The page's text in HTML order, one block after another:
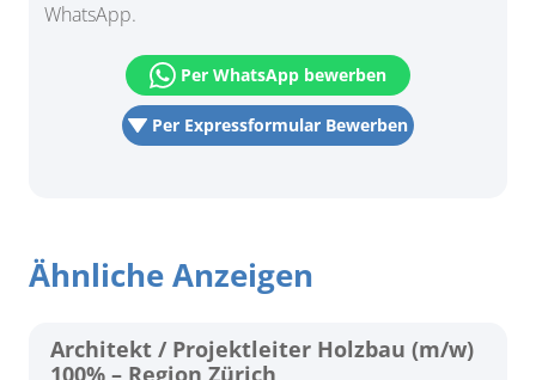
WhatsApp.
Per Expressformular Bewerben
Per WhatsApp bewerben
Ähnliche Anzeigen
Architekt / Projektleiter Holzbau (m/w)
100% – Region Zürich